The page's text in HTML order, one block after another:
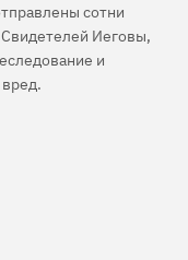
сотни
Иеговы,
и